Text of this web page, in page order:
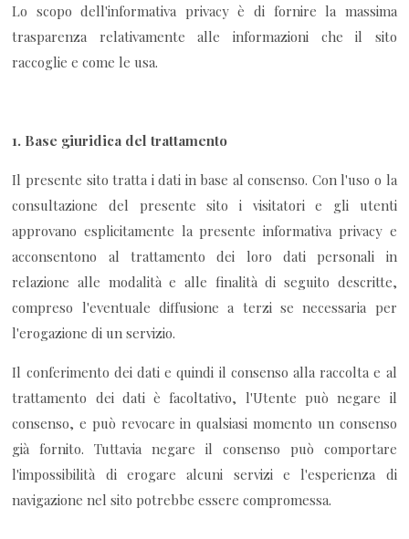
Lo scopo dell'informativa privacy è di fornire la massima
trasparenza relativamente alle informazioni che il sito
raccoglie e come le usa.
1. Base giuridica del trattamento
Il presente sito tratta i dati in base al consenso. Con l'uso o la
consultazione del presente sito i visitatori e gli utenti
approvano esplicitamente la presente informativa privacy e
acconsentono al trattamento dei loro dati personali in
relazione alle modalità e alle finalità di seguito descritte,
compreso l'eventuale diffusione a terzi se necessaria per
l'erogazione di un servizio.
Il conferimento dei dati e quindi il consenso alla raccolta e al
trattamento dei dati è facoltativo, l'Utente può negare il
consenso, e può revocare in qualsiasi momento un consenso
già fornito. Tuttavia negare il consenso può comportare
l'impossibilità di erogare alcuni servizi e l'esperienza di
navigazione nel sito potrebbe essere compromessa.